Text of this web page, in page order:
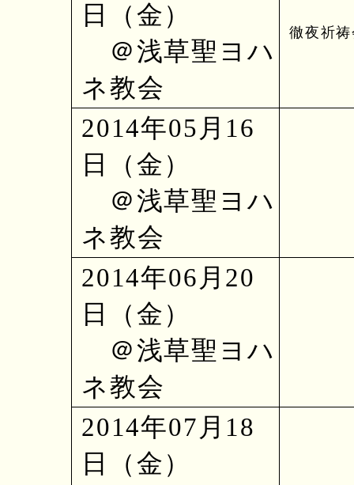
日（金）
＠浅草聖ヨハ
ネ教会
徹夜祈
2014年05月16
日（金）
＠浅草聖ヨハ
ネ教会
2014年06月20
日（金）
＠浅草聖ヨハ
ネ教会
2014年07月18
日（金）